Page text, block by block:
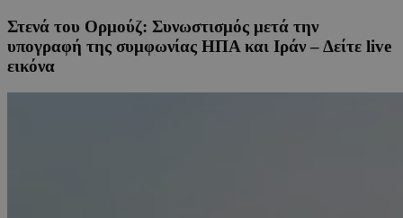
Στενά του Ορμούζ: Συνωστισμός μετά την
υπογραφή της συμφωνίας ΗΠΑ και Ιράν – Δείτε live
εικόνα